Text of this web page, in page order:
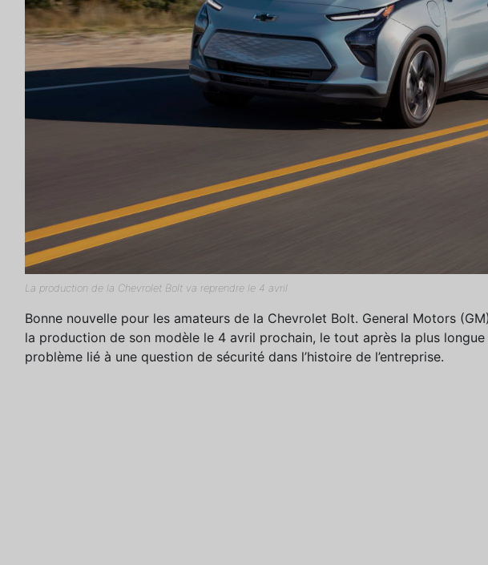
La production de la Chevrolet Bolt va reprendre le 4 avril
Bonne nouvelle pour les amateurs de la Chevrolet Bolt. General Motors
la production de son modèle le 4 avril prochain, le tout après la plus longue
problème lié à une question de sécurité dans l’histoire de l’entreprise.